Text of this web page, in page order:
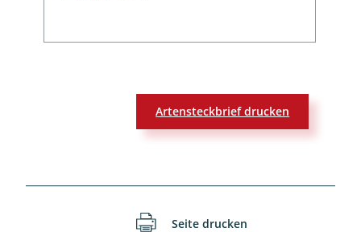
Artensteckbrief drucken
Seite drucken